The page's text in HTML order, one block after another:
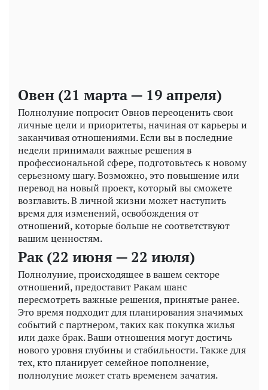
Овен (21 марта — 19 апреля)
Полнолуние попросит Овнов переоценить свои
личные цели и приоритеты, начиная от карьеры и
заканчивая отношениями. Если вы в последние
недели принимали важные решения в
профессиональной сфере, подготовьтесь к новому
серьезному шагу. Возможно, это повышение или
перевод на новый проект, который вы сможете
возглавить. В личной жизни может наступить
время для изменений, освобождения от
отношений, которые больше не соответствуют
вашим ценностям.
Рак (22 июня — 22 июля)
Полнолуние, происходящее в вашем секторе
отношений, предоставит Ракам шанс
пересмотреть важные решения, принятые ранее.
Это время подходит для планирования значимых
событий с партнером, таких как покупка жилья
или даже брак. Ваши отношения могут достичь
нового уровня глубины и стабильности. Также для
тех, кто планирует семейное пополнение,
полнолуние может стать временем зачатия.